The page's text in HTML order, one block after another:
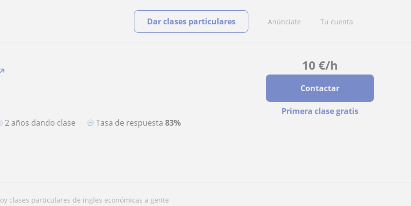
Anúnciate Tu cuenta
Dar clases particulares
10 €/h
Contactar
Primera clase gratis
2 años dando clase Tasa de respuesta83%
doy clases particulares de ingles económicas a gente